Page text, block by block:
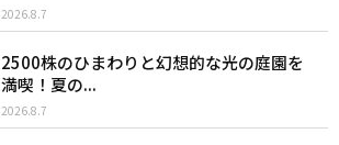
2026.8.7
2500株のひまわりと幻想的な光の庭園を
満喫！夏の...
2026.8.7